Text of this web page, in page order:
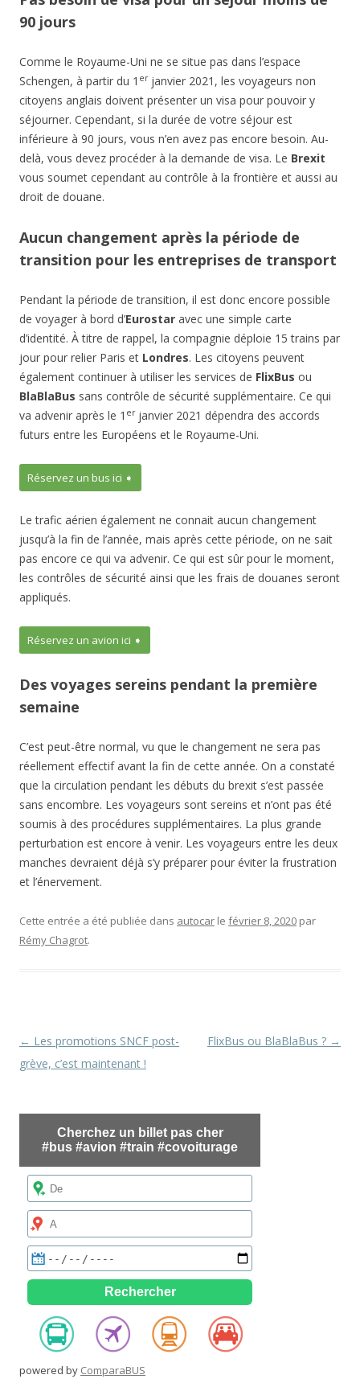
90 jours
Comme le Royaume-Uni ne se situe pas dans l’espace
Schengen, à partir du 1 erjanvier 2021, les voyageurs non
citoyens anglais doivent présenter un visa pour pouvoir y
séjourner. Cependant, si la durée de votre séjour est
inférieure à 90 jours, vous n’en avez pas encore besoin. Au-
delà, vous devez procéder à la demande de visa. Le Brexit
vous soumet cependant au contrôle à la frontière et aussi au
droit de douane.
Aucun changement après la période de
transition pour les entreprises de transport
Pendant la période de transition, il est donc encore possible
de voyager à bord d’Eurostar avec une simple carte
d’identité. À titre de rappel, la compagnie déploie 15 trains par
jour pour relier Paris et Londres. Les citoyens peuvent
également continuer à utiliser les services de FlixBus ou
BlaBlaBus sans contrôle de sécurité supplémentaire. Ce qui
va advenir après le 1 erjanvier 2021 dépendra des accords
futurs entre les Européens et le Royaume-Uni.
Réservez un bus ici ➧
Le trafic aérien également ne connait aucun changement
jusqu’à la fin de l’année, mais après cette période, on ne sait
pas encore ce qui va advenir. Ce qui est sûr pour le moment,
les contrôles de sécurité ainsi que les frais de douanes seront
appliqués.
Réservez un avion ici ➧
Des voyages sereins pendant la première
semaine
C’est peut-être normal, vu que le changement ne sera pas
réellement effectif avant la fin de cette année. On a constaté
que la circulation pendant les débuts du brexit s’est passée
sans encombre. Les voyageurs sont sereins et n’ont pas été
soumis à des procédures supplémentaires. La plus grande
perturbation est encore à venir. Les voyageurs entre les deux
manches devraient déjà s’y préparer pour éviter la frustration
et l’énervement.
Cette entrée a été publiée dans autocar le février 8, 2020 par
Rémy Chagrot.
Navigation
des
← Les promotions SNCF post-
grève, c’est maintenant !
FlixBus ou BlaBlaBus ? →
powered by ComparaBUS